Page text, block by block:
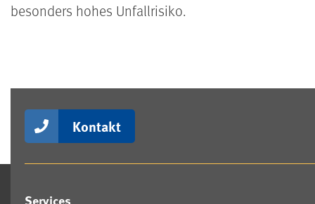
besonders hohes Unfallrisiko.
Kontakt